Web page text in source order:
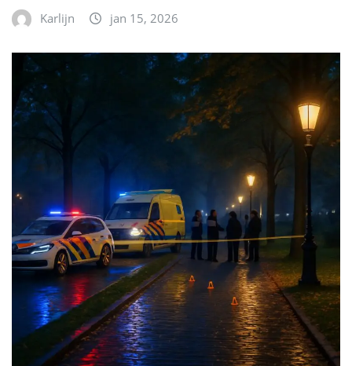
Karlijn jan 15, 2026